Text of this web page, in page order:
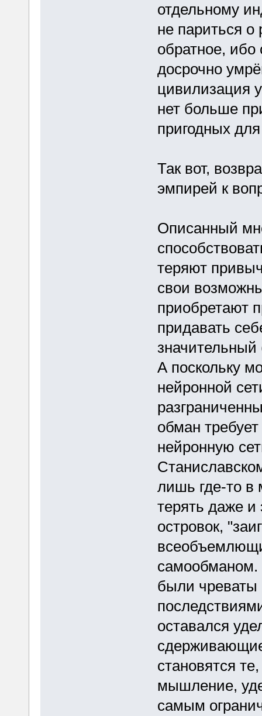
отдельному
не париться о
обратное,
досрочно
цивилизация
нет больше
пригодных
Так вот,
эмпирей к
Описанный
теряют
свои
приобретают
придавать
А поскольку
нейронной
обман
нейронную
лишь где-то в
терять даже и
островок,
самообманом.
были
оставался
становятся
мышление,
самым